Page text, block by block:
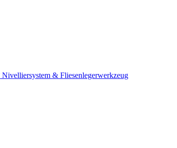
Nivelliersystem & Fliesenlegerwerkzeug